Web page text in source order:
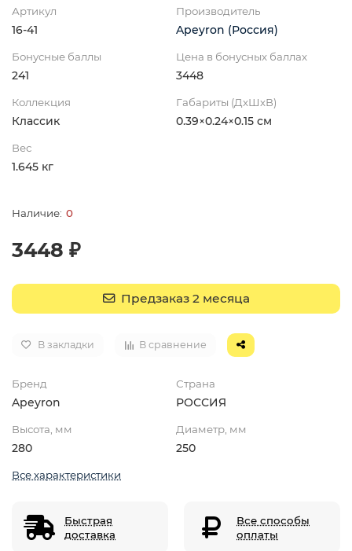
Артикул
16-41
Производитель
Apeyron (Россия)
Бонусные баллы
241
Цена в бонусных баллах
3448
Коллекция
Классик
Габариты (ДхШхВ)
0.39×0.24×0.15 см
Вес
1.645 кг
0
3448 ₽
Предзаказ 2 месяца
В закладки В сравнение
Бренд
Apeyron
Страна
РОССИЯ
Высота, мм
280
Диаметр, мм
250
Все характеристики
Быстрая
доставка
Все способы
оплаты